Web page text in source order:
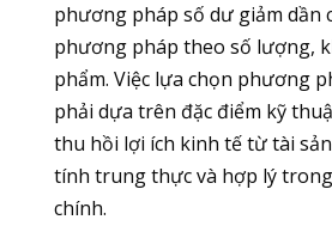
phương pháp số dư giảm dần
phương pháp theo số lượng,
phẩm. Việc lựa chọn phương
phải dựa trên đặc điểm kỹ
thu hồi lợi ích kinh tế từ tài
tính trung thực và hợp lý
chính.